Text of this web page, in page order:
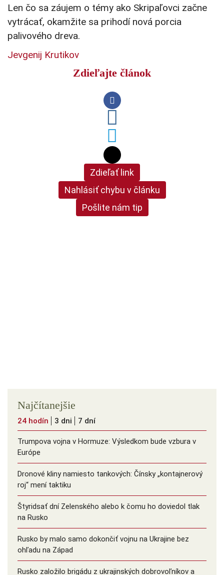
Len čo sa záujem o témy ako Skripaľovci začne
vytrácať, okamžite sa prihodí nová porcia
palivového dreva.
Jevgenij Krutikov
Zdieľajte článok
Zdieľať link
Nahlásiť chybu v článku
Pošlite nám tip
Najčítanejšie
24 hodín 3 dni 7 dní
Trumpova vojna v Hormuze: Výsledkom bude vzbura v
Európe
Dronové kliny namiesto tankových: Čínsky ️„kontajnerový
roj“ mení taktiku
Štyridsať dní Zelenského alebo k čomu ho doviedol tlak
na Rusko
Rusko by malo samo dokončiť vojnu na Ukrajine bez
ohľadu na Západ
Rusko založilo brigádu z ukrajinských dobrovoľníkov a